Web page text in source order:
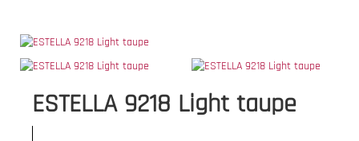
ESTELLA 9218 Light taupe